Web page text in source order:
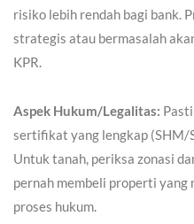
risiko lebih rendah bagi bank.
strategis atau bermasalah
KPR.
Aspek Hukum/Legalitas:
sertifikat yang lengkap (SHM/
Untuk tanah, periksa zonasi
pernah membeli properti yang
proses hukum.